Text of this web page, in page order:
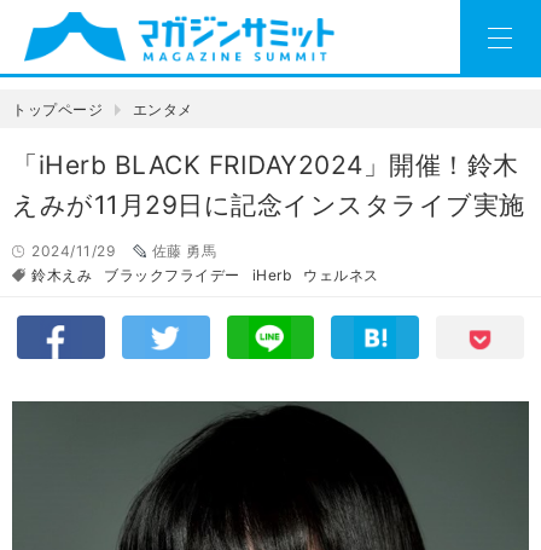
トップページ エンタメ
「iHerb BLACK FRIDAY2024」開催！鈴木
えみが11月29日に記念インスタライブ実施
2024/11/29
佐藤 勇馬
鈴木えみ
ブラックフライデー iHerb ウェルネス